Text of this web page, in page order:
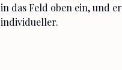
in das Feld oben ein, und
individueller.